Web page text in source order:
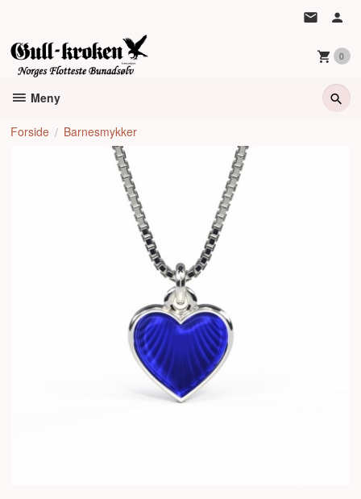
innholdet
0
Meny
Forside Barnesmykker